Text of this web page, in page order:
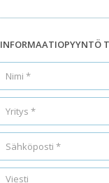
INFORMAATIOPYYNTÖ